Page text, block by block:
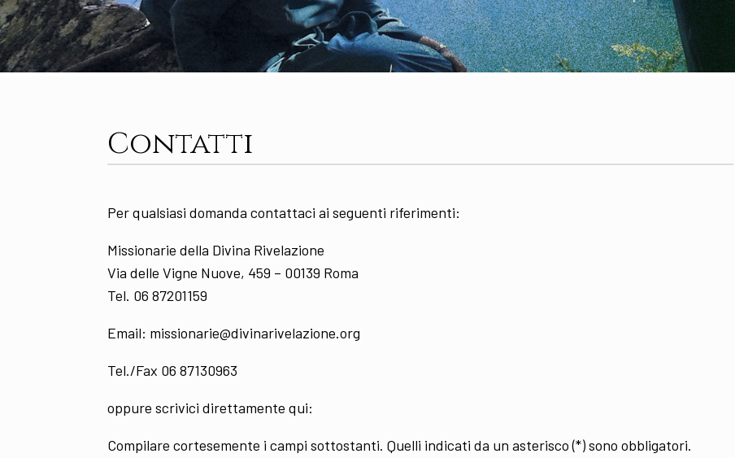
Contatti
Per qualsiasi domanda contattaci ai seguenti riferimenti:
Missionarie della Divina Rivelazione
Via delle Vigne Nuove, 459 – 00139 Roma
Tel. 06 87201159
Email: missionarie@divinarivelazione.org
Tel./Fax 06 87130963
oppure scrivici direttamente qui:
Compilare cortesemente i campi sottostanti. Quelli indicati da un asterisco (*) sono obbligatori.